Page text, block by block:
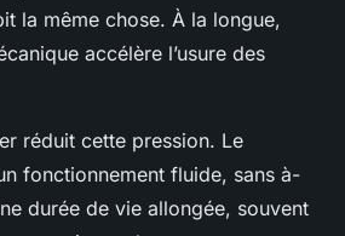
la même chose. À la longue,
accélère l’usure des
réduit cette pression. Le
fonctionnement fluide, sans à-
durée de vie allongée, souvent